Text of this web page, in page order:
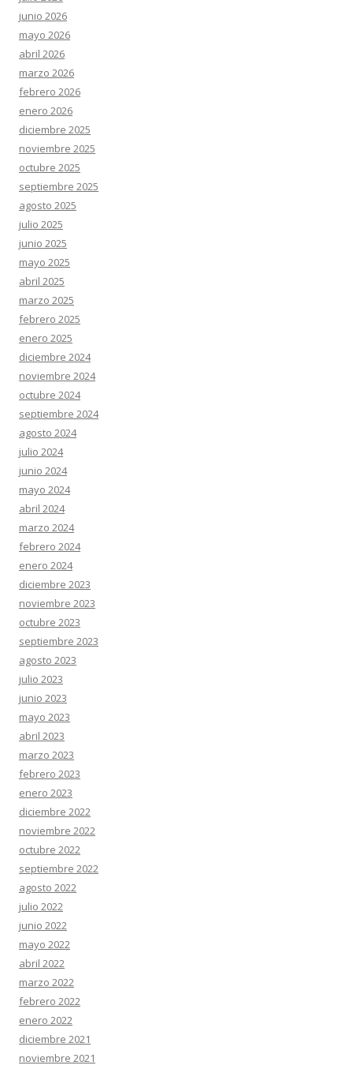
junio 2026
mayo 2026
abril 2026
marzo 2026
febrero 2026
enero 2026
diciembre 2025
noviembre 2025
octubre 2025
septiembre 2025
agosto 2025
julio 2025
junio 2025
mayo 2025
abril 2025
marzo 2025
febrero 2025
enero 2025
diciembre 2024
noviembre 2024
octubre 2024
septiembre 2024
agosto 2024
julio 2024
junio 2024
mayo 2024
abril 2024
marzo 2024
febrero 2024
enero 2024
diciembre 2023
noviembre 2023
octubre 2023
septiembre 2023
agosto 2023
julio 2023
junio 2023
mayo 2023
abril 2023
marzo 2023
febrero 2023
enero 2023
diciembre 2022
noviembre 2022
octubre 2022
septiembre 2022
agosto 2022
julio 2022
junio 2022
mayo 2022
abril 2022
marzo 2022
febrero 2022
enero 2022
diciembre 2021
noviembre 2021